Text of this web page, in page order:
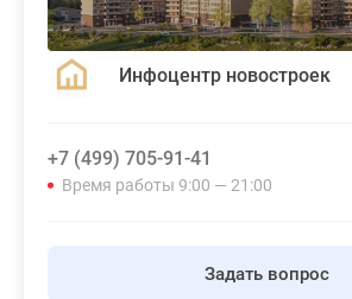
Инфоцентр новостроек
+7 (499) 705-91-41
Время работы 9:00 — 21:00
Задать вопрос